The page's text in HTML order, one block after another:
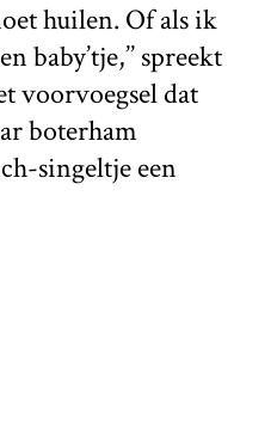
huilen. Of als ik
baby’tje,’’ spreekt
voorvoegsel dat
boterham
singeltje een